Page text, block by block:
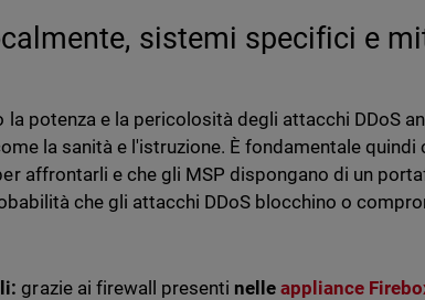
sistemi specifici e
potenza e la pericolosità degli attacchi DDoS
la sanità e l'istruzione. È fondamentale quindi
affrontarli e che gli MSP dispongano di un
che gli attacchi DDoS blocchino o
grazie ai firewall presenti nelleappliance